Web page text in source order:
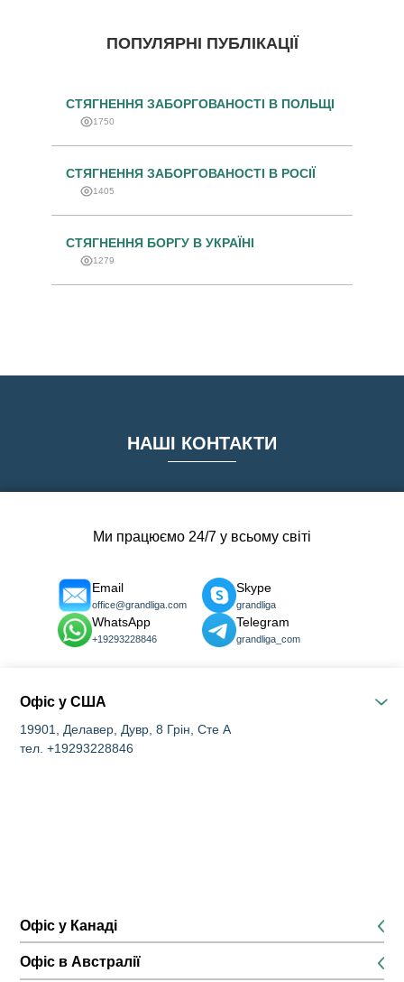
ПОПУЛЯРНІ ПУБЛІКАЦІЇ
СТЯГНЕННЯ ЗАБОРГОВАНОСТІ В ПОЛЬЩІ
1750
СТЯГНЕННЯ ЗАБОРГОВАНОСТІ В РОСІЇ
1405
СТЯГНЕННЯ БОРГУ В УКРАЇНІ
1279
НАШІ КОНТАКТИ
Офіс у США
19901, Делавер, Дувр, 8 Грін, Сте А
тел. +19293228846
Офіс у Канаді
K1P 5G3, Оттава, 116 Альберт Стріт Сьютс 200 та 300
тел. +16134168826
Офіс в Австралії
Ми працюємо 24/7 у всьому світі
Email
office@grandliga.com
Skype
grandliga
WhatsApp
+19293228846
Telegram
grandliga_com